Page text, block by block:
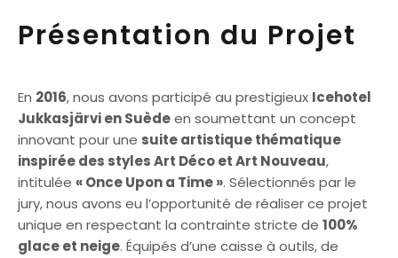
Présentation du Projet
En 2016, nous avons participé au prestigieux Icehotel
Jukkasjärvi en Suèdeen soumettant un concept
innovant pour une suite artistique thématique
inspirée des styles Art Déco et Art Nouveau,
intitulée « Once Upon a Time ». Sélectionnés par le
jury, nous avons eu l’opportunité de réaliser ce projet
unique en respectant la contrainte stricte de 100%
glace et neige. Équipés d’une caisse à outils, de